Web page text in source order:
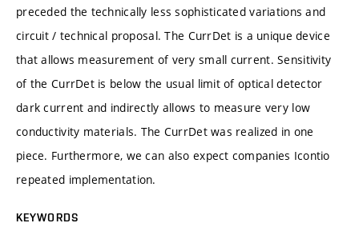
preceded the technically less sophisticated variations and
circuit / technical proposal. The CurrDet is a unique device
that allows measurement of very small current. Sensitivity
of the CurrDet is below the usual limit of optical detector
dark current and indirectly allows to measure very low
conductivity materials. The CurrDet was realized in one
piece. Furthermore, we can also expect companies Icontio
repeated implementation.
KEYWORDS